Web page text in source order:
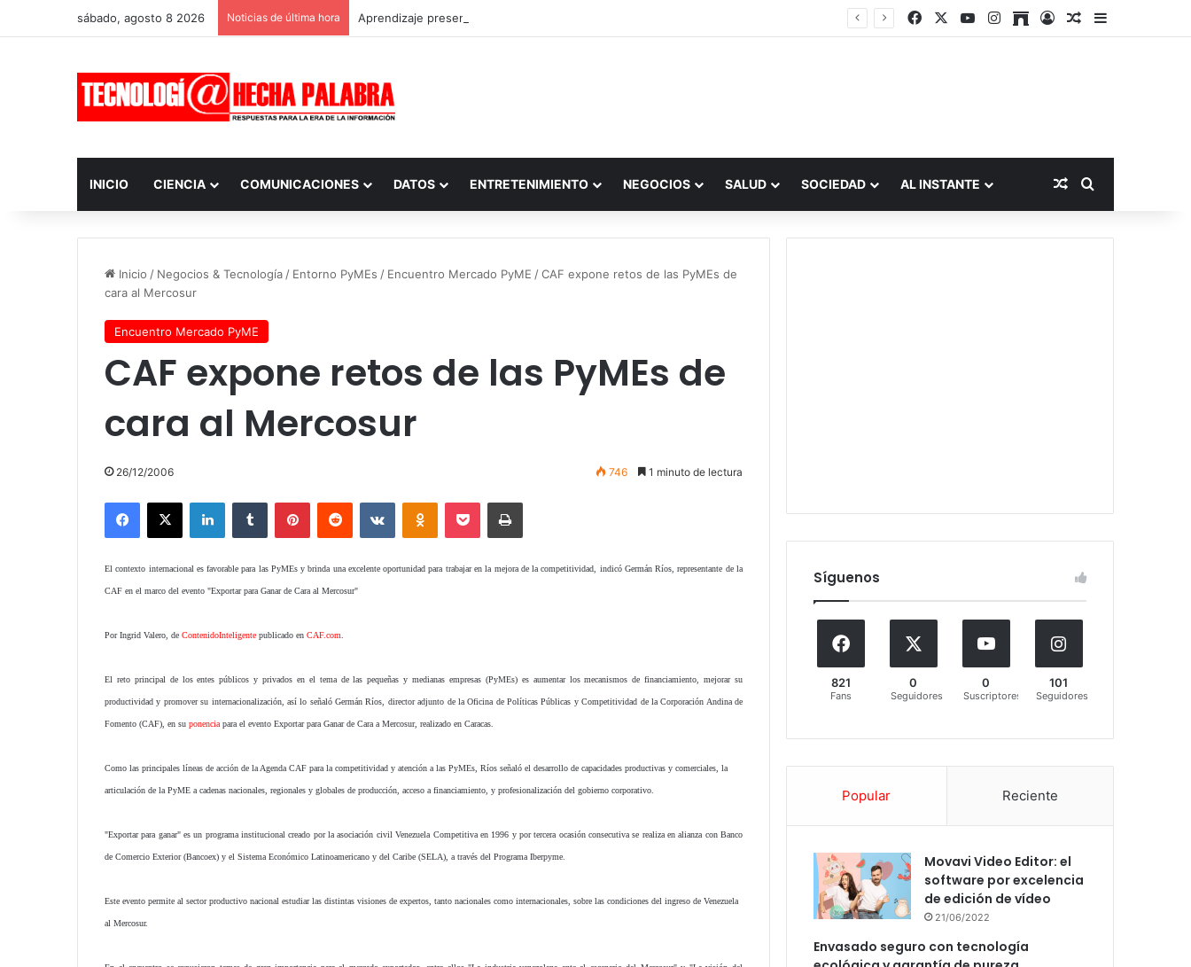
sábado, agosto 8 2026 Noticias de última hora Aprendizaje presencial vs. por internet FacebookYouTubeInstagram
ArchiveAccesoPublicación al
Barra lateral
INICIO CIENCIA COMUNICACIONES DATOS ENTRETENIMIENTO NEGOCIOS SALUD SOCIEDAD AL INSTANTE Publicación al
Buscar por
Inicio / Negocios & Tecnología / Entorno PyMEs / Encuentro Mercado PyME /CAF expone retos de las PyMEs de
cara al Mercosur
Encuentro Mercado PyME
CAF expone retos de las PyMEs de
cara al Mercosur
26/12/2006 746 1 minuto de lectura
Facebook
X LinkedInTumblr PinterestReddit VKontakteOdnoklassniki
Pocket Imprimir
El contexto internacional es favorable para las PyMEs y brinda una excelente oportunidad para trabajar en la mejora de la competitividad, indicó Germán Ríos, representante de la
CAF en el marco del evento "Exportar para Ganar de Cara al Mercosur"
Por Ingrid Valero, de ContenidoInteligente publicado en CAF.com
El reto principal de los entes públicos y privados en el tema de las pequeñas y medianas empresas (PyMEs) es aumentar los mecanismos de financiamiento, mejorar su
productividad y promover su internacionalización, así lo señaló Germán Ríos, director adjunto de la Oficina de Políticas Públicas y Competitividad de la Corporación Andina de
Fomento (CAF), en su ponencia para el evento Exportar para Ganar de Cara a Mercosur, realizado en Caracas.
Como las principales líneas de acción de la Agenda CAF para la competitividad y atención a las PyMEs, Ríos señaló el desarrollo de capacidades productivas y comerciales, la
articulación de la PyME a cadenas nacionales, regionales y globales de producción, acceso a financiamiento, y profesionalización del gobierno corporativo.
"Exportar para ganar" es un programa institucional creado por la asociación civil Venezuela Competitiva en 1996 y por tercera ocasión consecutiva se realiza en alianza con Banco
de Comercio Exterior (Bancoex) y el Sistema Económico Latinoamericano y del Caribe (SELA), a través del Programa Iberpyme.
Este evento permite al sector productivo nacional estudiar las distintas visiones de expertos, tanto nacionales como internacionales, sobre las condiciones del ingreso de Venezuela
al Mercosur.
Síguenos
821
Fans
0
Seguidores
0
Suscriptores
101
Seguidores
Popular Reciente
Movavi Video Editor: el
software por excelencia
de edición de vídeo
21/06/2022
Envasado seguro con tecnología